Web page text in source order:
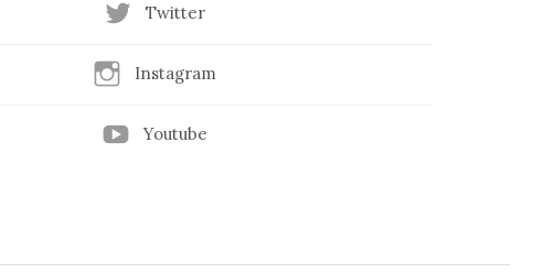
Twitter
Instagram
Youtube